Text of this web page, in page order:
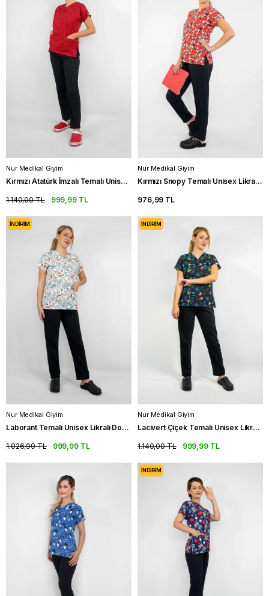
Nur Medikal Giyim
Kırmızı Atatürk İmzalı Temalı Unisex Likralı Doktor Üniforma Takımı
999,99 TL
1.140,00 TL
Nur Medikal Giyim
Kırmızı Snopy Temalı Unisex Likralı Doktor Üniforma Takımı Scrubs
976,99 TL
Nur Medikal Giyim
Laborant Temalı Unisex Likralı Doktor Üniforma Takımı Hemşire Scrubs
999,99 TL
1.026,99 TL
İNDIRIM
Nur Medikal Giyim
Lacivert Çiçek Temalı Unisex Likralı Doktor Üniforma Takımı Scrubs
999,99 TL
1.140,00 TL
İNDIRIM
İNDIRIM